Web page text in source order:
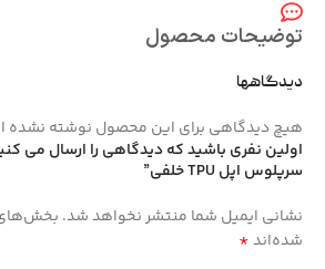
توضیحات محصول
دیدگاهها
هیچ دیدگاهی برای این محصول نوشته نشده
اولین نفری باشید که دیدگاهی را ارسال می
سرپلوس اپل TPU خلفی”
نشانی ایمیل شما منتشر نخواهد شد. بخش‌های
شده‌اند*